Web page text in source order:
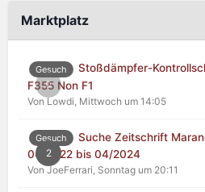
Marktplatz
0
Gesuch
Stoßdämpfer-
F355 Non F1
Von Lowdi, Mittwoch um 14:05
2
Gesuch
Suche Zeitschrift
04/2022 bis 04/2024
Von JoeFerrari, Sonntag um 20:11